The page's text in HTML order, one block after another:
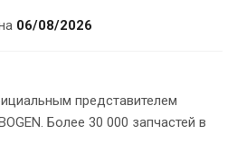
06/08/2026
представителем
Более 30 000 запчастей в